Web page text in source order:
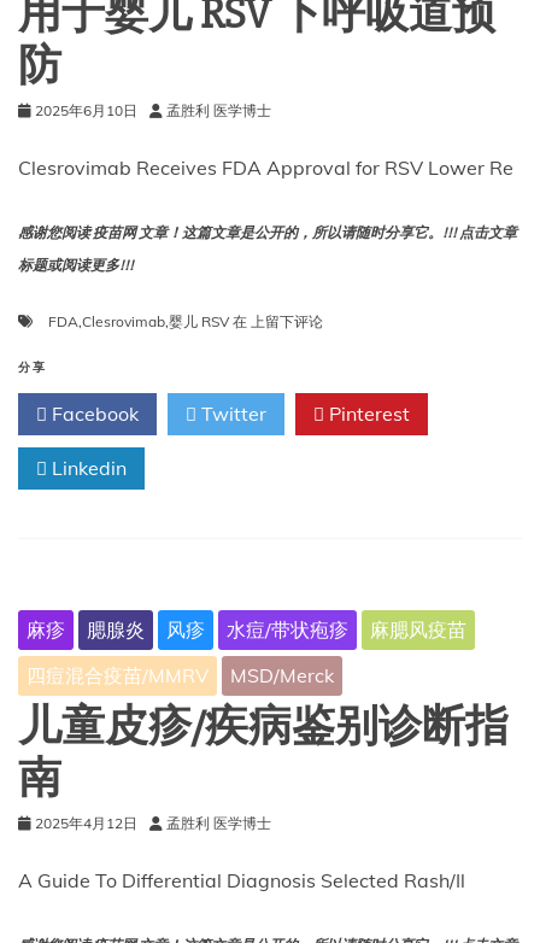
用于婴儿 RSV 下呼吸道预
防
2025年6月10日 孟胜利 医学博士
Clesrovimab Receives FDA Approval for RSV Lower Re
感谢您阅读 疫苗网 文章！这篇文章是公开的，所以请随时分享它。!!! 点击文章
标题或阅读更多!!!
FDA,Clesrovimab,婴儿 RSV 在 Clesrovimab
FDA
批
准
呼
吸
道
预
防
上留下评论
分享
Facebook Twitter Pinterest
Linkedin
麻疹 腮腺炎 风疹 水痘/带状疱疹
麻腮风疫苗
四痘混合疫苗/MMRV
MSD/Merck
儿童皮疹/疾病鉴别诊断指
南
2025年4月12日 孟胜利 医学博士
A Guide To Differential Diagnosis Selected Rash/Il